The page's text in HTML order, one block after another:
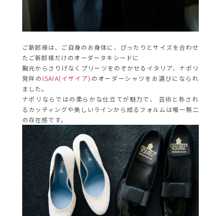
ご新郎様は、ご自身のお身体に、ぴったりとサイズを合わせ
たご新郎様だけのオーダータキシードに
胸元からさりげなくプリーツをのぞかせるイタリア、ナポリ
発祥のISAIA(イザイア) のオーダーシャツをお選びになられ
ました。
ナポリならではの柔らかな仕立てが魅力で、 芸術と称され
るカッティングや美しいラインから成るフォルムは唯一無二
の存在感です。